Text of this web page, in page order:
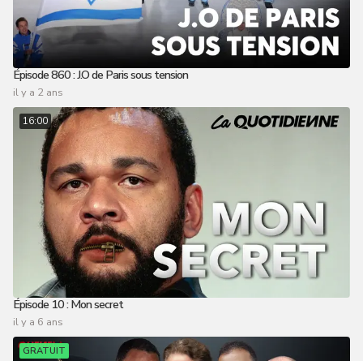
Épisode 860 : J.O de Paris sous tension
il y a 2 ans
16:00
Épisode 10 : Mon secret
il y a 6 ans
GRATUIT